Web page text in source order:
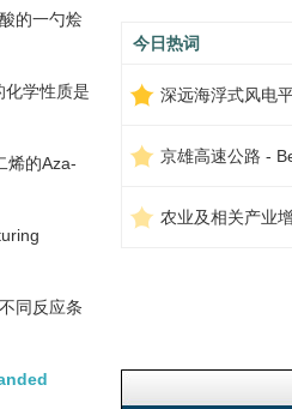
的一勺烩
化学性质是
烯的Aza-
同反应条
今日热词